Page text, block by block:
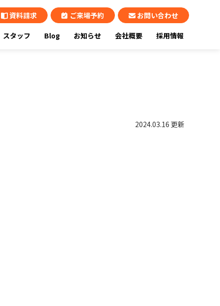
資料請求 ご来場予約 お問い合わせ
スタッフ Blog お知らせ 会社概要 採用情報
2024.03.16 更新